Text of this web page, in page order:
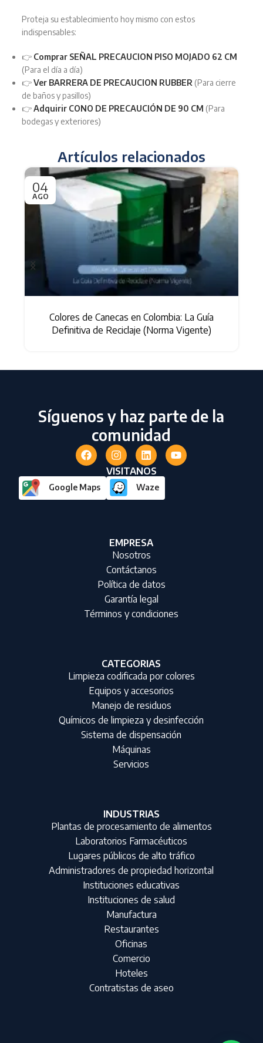
Proteja su establecimiento hoy mismo con estos
indispensables:
👉 Comprar SEÑAL PRECAUCION PISO MOJADO 62 CM
(Para el día a día)
👉Ver BARRERA DE PRECAUCION RUBBER (Para cierre
de baños y pasillos)
👉Adquirir CONO DE PRECAUCIÓN DE 90 CM (Para
bodegas y exteriores)
Artículos relacionados
04
AGO
Colores de Canecas en Colombia: La Guía
Definitiva de Reciclaje (Norma Vigente)
Síguenos y haz parte de la
comunidad
VISITANOS
Google Maps Waze
EMPRESA
Nosotros
Contáctanos
Política de datos
Garantía legal
Términos y condiciones
CATEGORIAS
Limpieza codificada por colores
Equipos y accesorios
Manejo de residuos
Químicos de limpieza y desinfección
Sistema de dispensación
Máquinas
Servicios
INDUSTRIAS
Plantas de procesamiento de alimentos
Laboratorios Farmacéuticos
Lugares públicos de alto tráfico
Administradores de propiedad horizontal
Instituciones educativas
Instituciones de salud
Manufactura
Restaurantes
Oficinas
Comercio
Hoteles
Contratistas de aseo